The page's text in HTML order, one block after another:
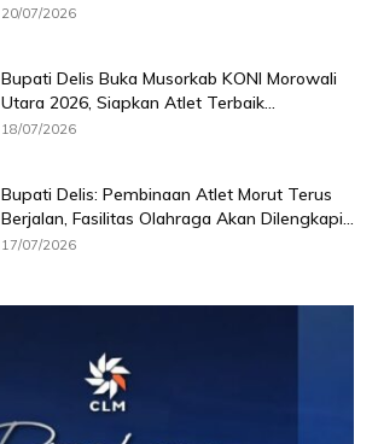
20/07/2026
Bupati Delis Buka Musorkab KONI Morowali
Utara 2026, Siapkan Atlet Terbaik...
18/07/2026
Bupati Delis: Pembinaan Atlet Morut Terus
Berjalan, Fasilitas Olahraga Akan Dilengkapi...
17/07/2026